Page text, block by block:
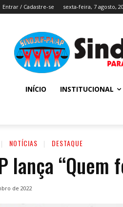
Entrar / Cadastre-se sexta-feira, 7 agosto,
INÍCIO INSTITUCIONAL
NOTÍCIAS DESTAQUE
lança “Quem
de 2022